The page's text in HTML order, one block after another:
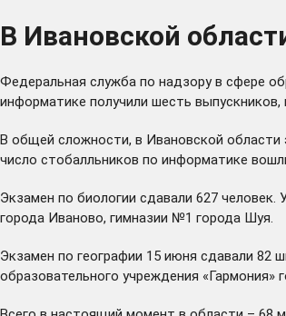
В Ивановской
Федеральная служба по надзору в сфере
информатике получили шесть
В общей сложности, в Ивановской области
число стобалльников по информатике
Экзамен по биологии сдавали 627
города Иваново, гимназии №1 города Шуя.
Экзамен по географии 15 июня сдавали 82
образовательного учреждения «Гармония»